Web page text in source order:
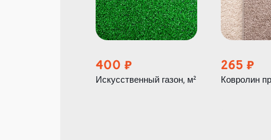
400
Искусственный газон, м²
265
Ковролин